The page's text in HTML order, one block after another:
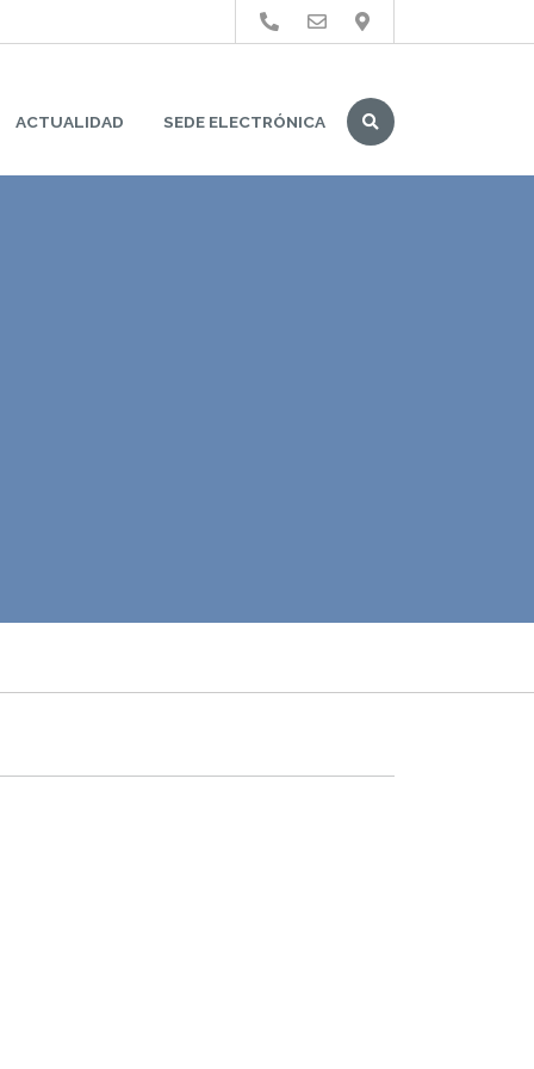
ACTUALIDAD SEDE ELECTRÓNICA
Buscar